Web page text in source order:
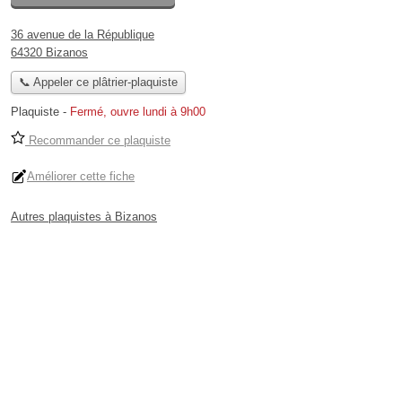
36 avenue de la République
64320 Bizanos
📞 Appeler ce plâtrier-plaquiste
Plaquiste - Fermé, ouvre lundi à 9h00
Recommander ce plaquiste
Améliorer cette fiche
Autres plaquistes à Bizanos